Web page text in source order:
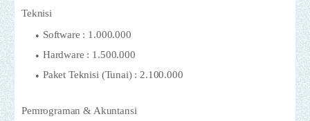
Teknisi
Software : 1.000.000
Hardware : 1.500.000
Paket Teknisi (Tunai) : 2.100.000
Pemrograman & Akuntansi